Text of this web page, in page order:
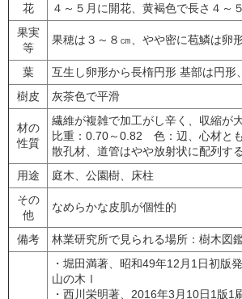
花
４～５月に開花、黄褐色で長さ４～
果実
等
果穂は３～８㎝、やや密に苞鱗は卵
葉
互生し卵形から長楕円形 基部は円
樹皮
灰茶色で平滑
材の
性質
繊維が複雑で加工がし辛く、収縮が
比重：0.70～0.82 色：辺、心材と
散孔材、道管はやや放射状に配列す
用途
庭木、公園樹、床柱
その
他
なめらかな皮肌が個性的
備考 林業研究所で見られる場所：樹木図
・堀田満著、昭和49年12月1日初版
山の木Ⅰ
・西川栄明著、2016年3月10日1版